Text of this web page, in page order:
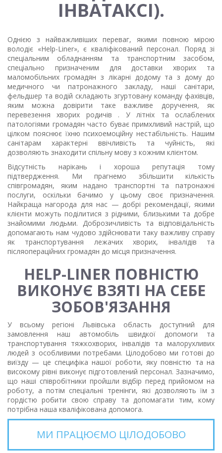
ІНВАТАКСІ).
Однією з найважливіших переваг, якими повною мірою
володіє «Help-Liner», є кваліфікований персонал. Поряд зі
спеціальним обладнанням та транспортним засобом,
спеціально призначеним для доставки хворих та
маломобільних громадян з лікарні додому та з дому до
медичного чи патронажного закладу, наші санітари,
фельдшер та водій складають згуртовану команду фахівців,
яким можна довірити таке важливе доручення, як
перевезення хворих родичів . У літніх та ослаблених
патологіями громадян часто буває примхливий настрій, що
цілком пояснює їхню психоемоційну нестабільність. Нашим
санітарам характерні ввічливість та чуйність, які
дозволяють знаходити спільну мову з кожним клієнтом.
Відсутність нарікань і хороша репутація тому
підтвердження. Ми прагнемо збільшити кількість
співгромадян, яким надано транспортні та патронажні
послуги, оскільки бачимо у цьому своє призначення.
Найкраща нагорода для нас — добрі рекомендації, якими
клієнти можуть поділитися з рідними, близькими та добре
знайомими людьми. Доброзичливість та відповідальність
допомагають нам чудово здійснювати таку важливу справу
як транспортування лежачих хворих, інвалідів та
післяопераційних громадян до місця призначення.
HELP-LINER ПОВНІСТЮ
ВИКОНУЄ ВЗЯТІ НА СЕБЕ
ЗОБОВ'ЯЗАННЯ
У всьому регіоні Львівська область доступний для
замовлення наш автомобіль швидкої допомоги та
транспортування тяжкохворих, інвалідів та малорухливих
людей з особливими потребами. Цілодобово ми готові до
виїзду — це специфіка нашої роботи, яку повністю та на
високому рівні виконує підготовлений персонал. Зазначимо,
що наші співробітники пройшли відбір перед прийомом на
роботу, а потім спеціальні тренінги, які дозволяють їм з
гордістю робити свою справу та допомагати тим, кому
потрібна наша кваліфікована допомога.
МИ ПРАЦЮЄМО ЦІЛОДОБОВО